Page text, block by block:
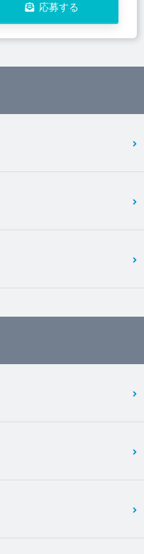
応募する